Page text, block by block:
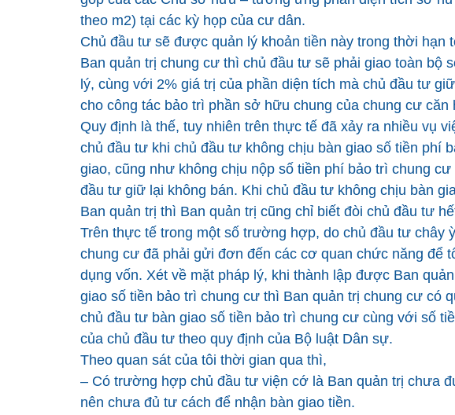
theo m2) tại các kỳ họp của cư dân.
Chủ đầu tư sẽ được quản lý khoản tiền này trong thời hạn
Ban quản trị chung cư thì chủ đầu tư sẽ phải giao toàn bộ
lý, cùng với 2% giá trị của phần diện tích mà chủ đầu tư
cho công tác bảo trì phần sở hữu chung của chung cư căn
Quy định là thế, tuy nhiên trên thực tế đã xảy ra nhiều vụ
chủ đầu tư khi chủ đầu tư không chịu bàn giao số tiền phí
giao, cũng như không chịu nộp số tiền phí bảo trì chung
đầu tư giữ lại không bán. Khi chủ đầu tư không chịu bàn
Ban quản trị thì Ban quản trị cũng chỉ biết đòi chủ đầu tư
Trên thực tế trong một số trường hợp, do chủ đầu tư chây
chung cư đã phải gửi đơn đến các cơ quan chức năng để
dụng vốn. Xét về mặt pháp lý, khi thành lập được Ban
giao số tiền bảo trì chung cư thì Ban quản trị chung cư có
chủ đầu tư bàn giao số tiền bảo trì chung cư cùng với số
của chủ đầu tư theo quy định của Bộ luật Dân sự.
Theo quan sát của tôi thời gian qua thì,
– Có trường hợp chủ đầu tư viện cớ là Ban quản trị chưa
nên chưa đủ tư cách để nhận bàn giao tiền.